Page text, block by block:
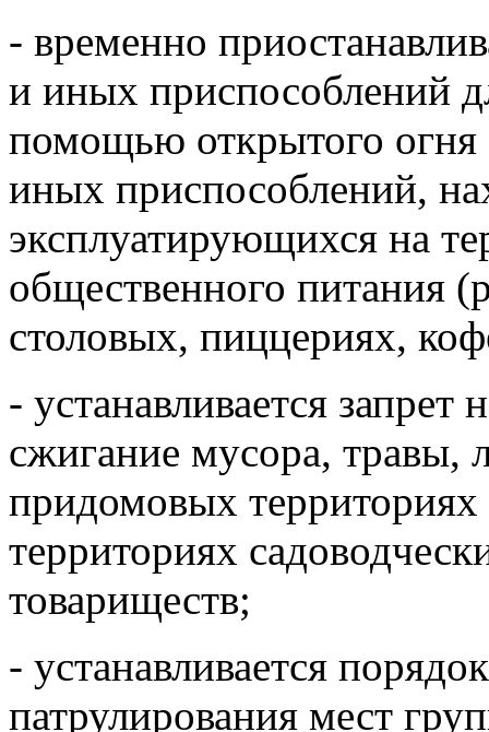
- временно
и иных приспособлений
помощью открытого огня
иных приспособлений,
эксплуатирующихся на
общественного питания
столовых, пиццериях,
- устанавливается запрет
сжигание мусора, травы,
придомовых
территориях
товариществ;
- устанавливается
патрулирования мест